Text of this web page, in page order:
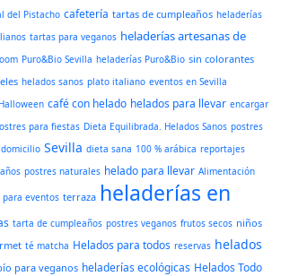
del Pistacho cafetería tartas de cumpleaños heladerías
tartas para veganos heladerías artesanas de
Puro&Bio Sevilla heladerías Puro&Bio sin colorantes
helados sanos plato italiano eventos en Sevilla
Halloween café con helado helados para llevar encargar
para fiestas Dieta Equilibrada. Helados Sanos postres
Sevilla dieta sana 100 % arábica reportajes
postres naturales helado para llevar Alimentación
para eventos terraza heladerías en
tarta de cumpleaños postres veganos frutos secos niños
té matcha Helados para todos reservas helados
para veganos heladerías ecológicas Helados Todo